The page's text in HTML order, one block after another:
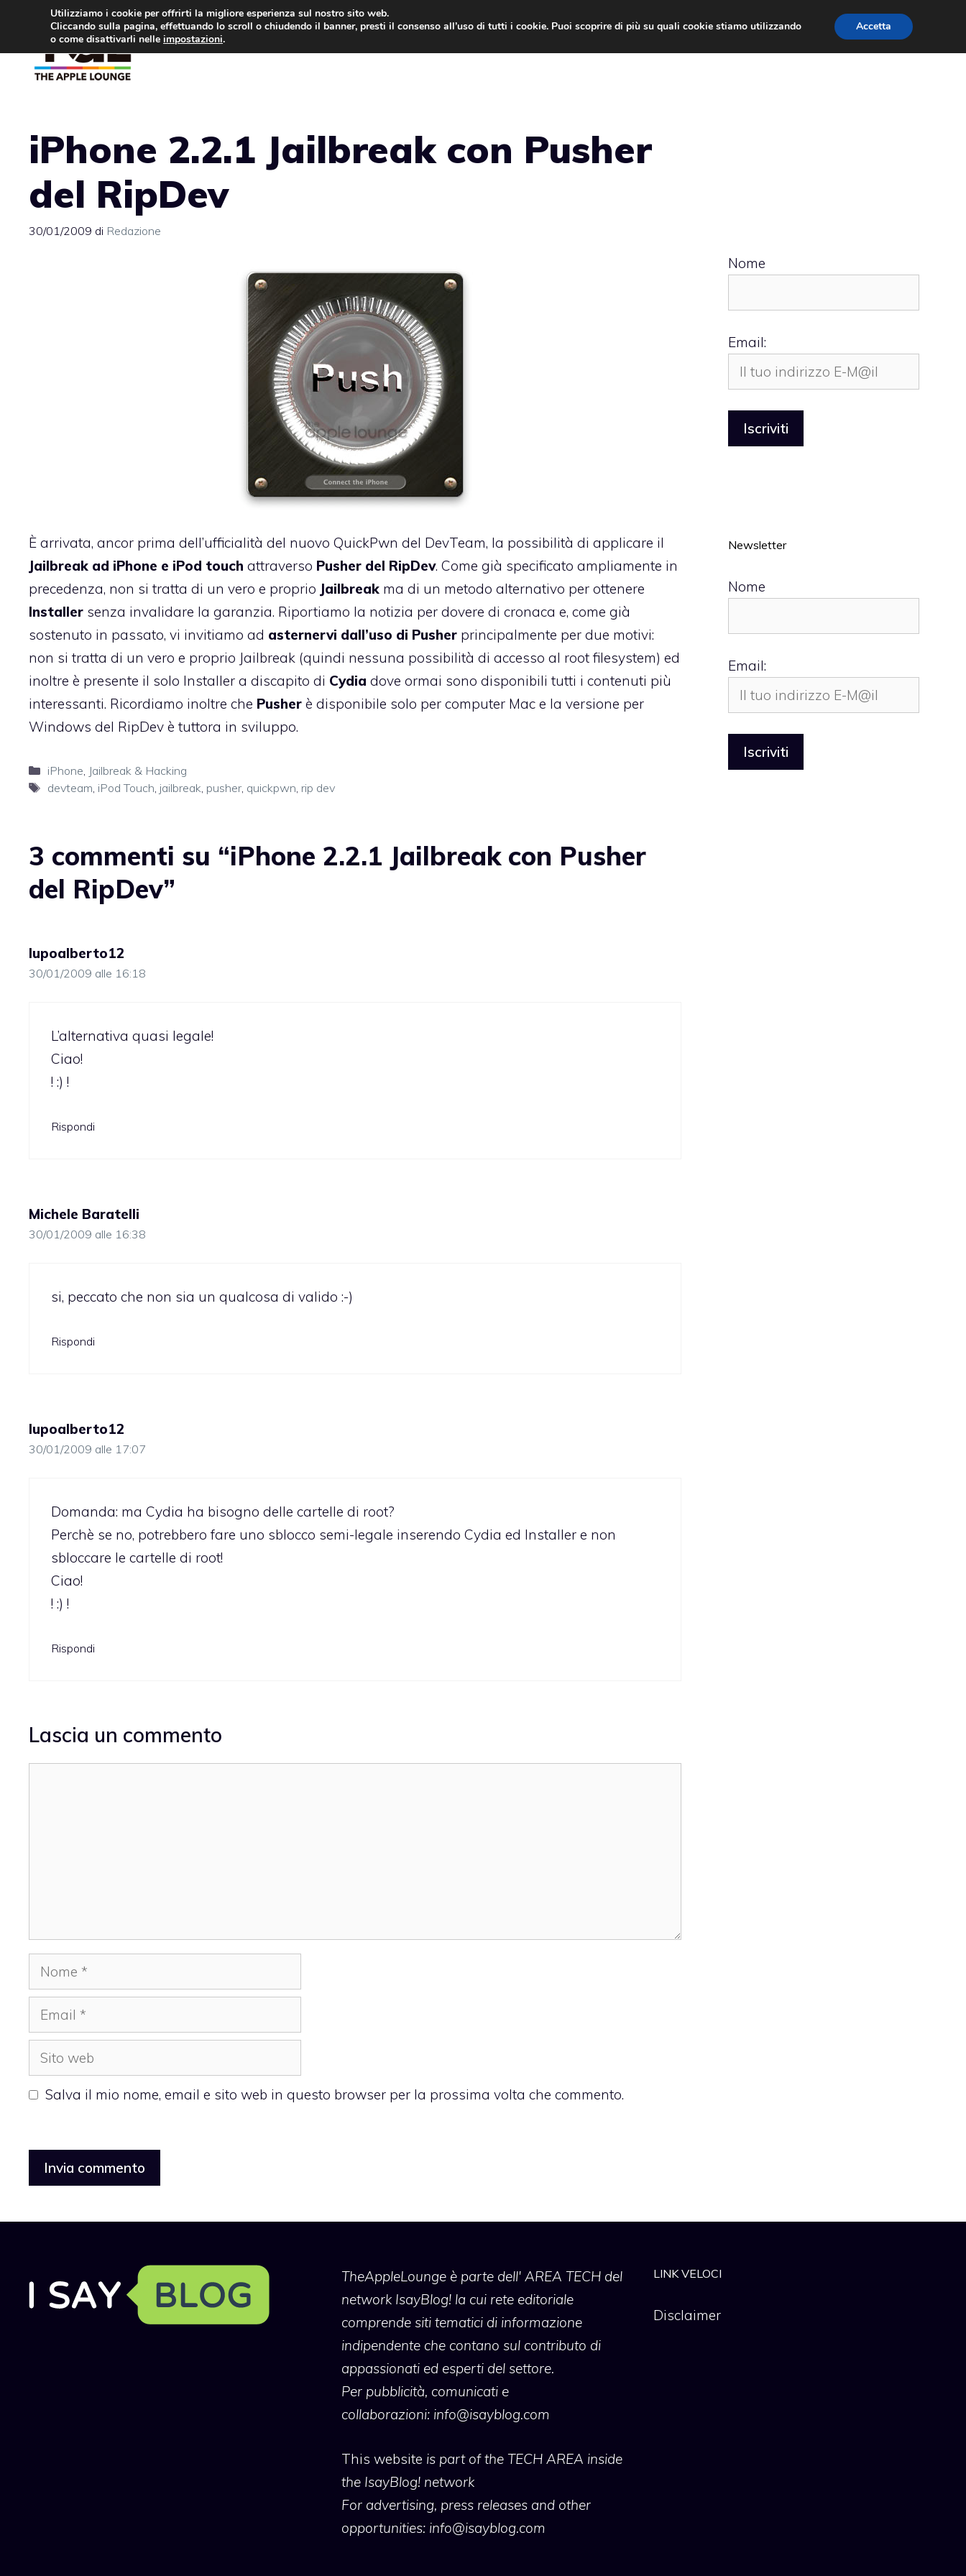
contenuto
iPhone 2.2.1 Jailbreak con Pusher
del RipDev
30/01/2009 di Redazione
È arrivata, ancor prima dell’ufficialità del nuovo QuickPwn del DevTeam, la possibilità di applicare il
Jailbreak ad iPhone e iPod touch attraverso Pusher del RipDev. Come già specificato ampliamente in
precedenza, non si tratta di un vero e proprio Jailbreak ma di un metodo alternativo per ottenere
Installer senza invalidare la garanzia. Riportiamo la notizia per dovere di cronaca e, come già
sostenuto in passato, vi invitiamo ad asternervi dall’uso di Pusher principalmente per due motivi:
non si tratta di un vero e proprio Jailbreak (quindi nessuna possibilità di accesso al root filesystem) ed
inoltre è presente il solo Installer a discapito di Cydia dove ormai sono disponibili tutti i contenuti più
interessanti. Ricordiamo inoltre che Pusher è disponibile solo per computer Mac e la versione per
Windows del RipDev è tuttora in sviluppo.
Categorie
iPhone Jailbreak & Hacking
Tag
devteam iPod Touch jailbreak pusher, quickpwn rip dev
3 commenti su “iPhone 2.2.1 Jailbreak con Pusher
del RipDev”
lupoalberto12
30/01/2009 alle 16:18
L’alternativa quasi legale!
Ciao!
! :) !
Rispondi
Michele Baratelli
30/01/2009 alle 16:38
si, peccato che non sia un qualcosa di valido :-)
Rispondi
lupoalberto12
30/01/2009 alle 17:07
Domanda: ma Cydia ha bisogno delle cartelle di root?
Perchè se no, potrebbero fare uno sblocco semi-legale inserendo Cydia ed Installer e non
sbloccare le cartelle di root!
Ciao!
! :) !
Rispondi
Lascia un commento
Nome
Email
Sito
web
Salva il mio nome, email e sito web in questo browser per la prossima volta che commento.
Nome
Email:
Newsletter
Nome
Email:
TheAppleLoungeè parte dell' AREA TECH del
network IsayBlog! la cui rete editoriale
comprende siti tematici di informazione
indipendente che contano sul contributo di
appassionati ed esperti del settore.
Per pubblicità, comunicati e
collaborazioni: info@isayblog.com
This website is part of the TECH AREA inside
the IsayBlog! network
For advertising, press releases and other
opportunities: info@isayblog.com
LINK VELOCI
Disclaimer
Utilizziamo i cookie per offrirti la migliore esperienza sul nostro sito web.
Cliccando sulla pagina, effettuando lo scroll o chiudendo il banner, presti il consenso all’uso di tutti i cookie. Puoi scoprire di più su quali cookie stiamo utilizzando
o come disattivarli nelle impostazioni.
Accetta